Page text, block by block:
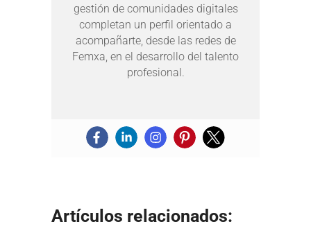
gestión de comunidades digitales
completan un perfil orientado a
acompañarte, desde las redes de
Femxa, en el desarrollo del talento
profesional.
Artículos relacionados: